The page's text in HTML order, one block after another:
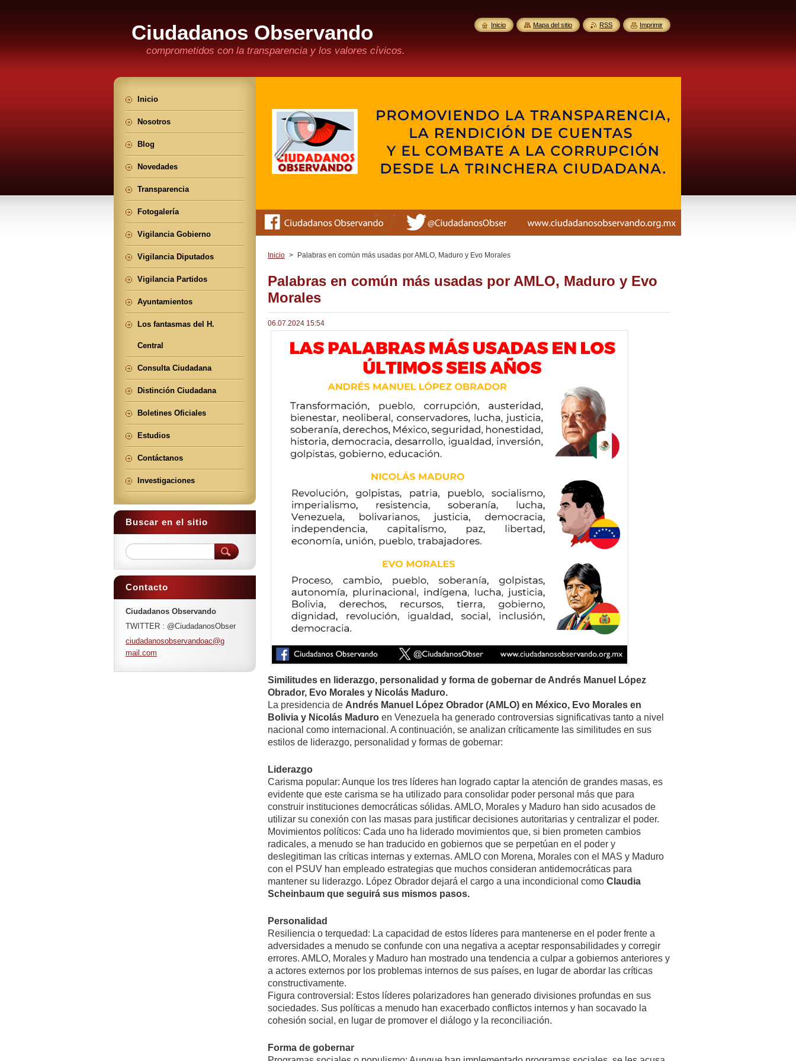
Ciudadanos Observando
comprometidos con la transparencia y los valores cívicos.
Inicio > Palabras en común más usadas por AMLO, Maduro y Evo Morales
Palabras en común más usadas por AMLO, Maduro y Evo
Morales
06.07.2024 15:54
Similitudes en liderazgo, personalidad y forma de gobernar de Andrés Manuel López
Obrador, Evo Morales y Nicolás Maduro.
La presidencia de Andrés Manuel López Obrador (AMLO) en México, Evo Morales en
Bolivia y Nicolás Maduro en Venezuela ha generado controversias significativas tanto a nivel
nacional como internacional. A continuación, se analizan críticamente las similitudes en sus
estilos de liderazgo, personalidad y formas de gobernar:
Liderazgo
Carisma popular: Aunque los tres líderes han logrado captar la atención de grandes masas, es
evidente que este carisma se ha utilizado para consolidar poder personal más que para
construir instituciones democráticas sólidas. AMLO, Morales y Maduro han sido acusados de
utilizar su conexión con las masas para justificar decisiones autoritarias y centralizar el poder.
Movimientos políticos: Cada uno ha liderado movimientos que, si bien prometen cambios
radicales, a menudo se han traducido en gobiernos que se perpetúan en el poder y
deslegitiman las críticas internas y externas. AMLO con Morena, Morales con el MAS y Maduro
con el PSUV han empleado estrategias que muchos consideran antidemocráticas para
mantener su liderazgo. López Obrador dejará el cargo a una incondicional como Claudia
Scheinbaum que seguirá sus mismos pasos.
Personalidad
Resiliencia o terquedad: La capacidad de estos líderes para mantenerse en el poder frente a
adversidades a menudo se confunde con una negativa a aceptar responsabilidades y corregir
errores. AMLO, Morales y Maduro han mostrado una tendencia a culpar a gobiernos anteriores y
a actores externos por los problemas internos de sus países, en lugar de abordar las críticas
constructivamente.
Figura controversial: Estos líderes polarizadores han generado divisiones profundas en sus
sociedades. Sus políticas a menudo han exacerbado conflictos internos y han socavado la
cohesión social, en lugar de promover el diálogo y la reconciliación.
Forma de gobernar
Inicio
Nosotros
Blog
Novedades
Transparencia
Fotogalería
Vigilancia Gobierno
Vigilancia Diputados
Vigilancia Partidos
Ayuntamientos
Los fantasmas del H.
Central
Consulta Ciudadana
Distinción Ciudadana
Boletines Oficiales
Estudios
Contáctanos
Investigaciones
Buscar en el sitio
Contacto
Ciudadanos Observando
TWITTER : @CiudadanosObser
ciudadanosobservandoac@g
mail.com
Inicio Mapa del sitio RSS Imprimir